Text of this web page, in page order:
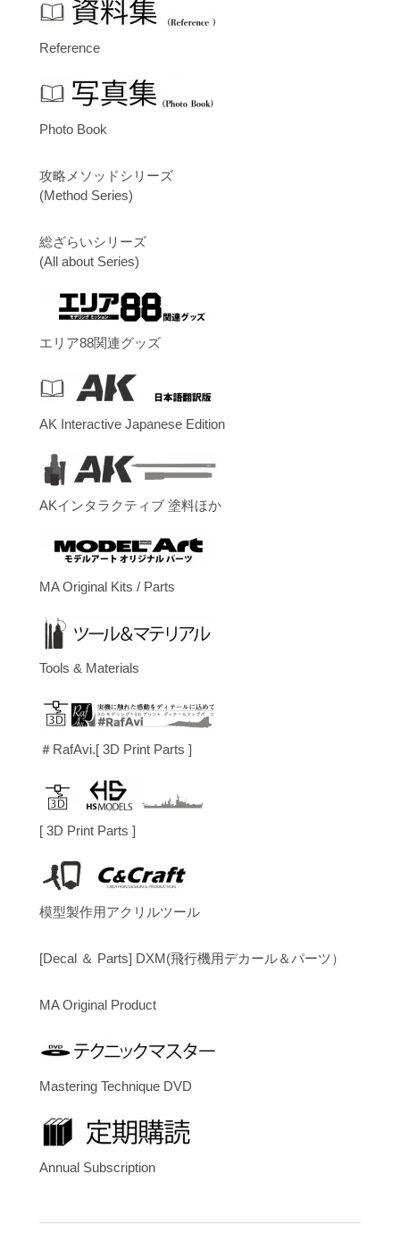
Reference
Photo Book
攻略メソッドシリーズ
(Method Series)
総ざらいシリーズ
(All about Series)
エリア88関連グッズ
AK Interactive Japanese Edition
AKインタラクティブ 塗料ほか
MA Original Kits / Parts
Tools & Materials
＃RafAvi.[ 3D Print Parts ]
[ 3D Print Parts ]
模型製作用アクリルツール
[Decal ＆ Parts] DXM(飛行機用デカール＆パーツ）
MA Original Product
Mastering Technique DVD
Annual Subscription